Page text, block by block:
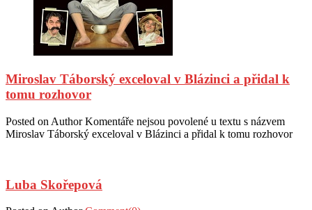
Miroslav Táborský exceloval v Blázinci a přidal k
tomu rozhovor
Posted on Author Komentáře nejsou povolené u textu s názvem
Miroslav Táborský exceloval v Blázinci a přidal k tomu rozhovor
Luba Skořepová